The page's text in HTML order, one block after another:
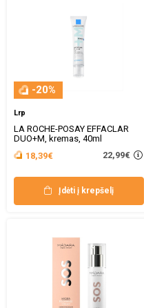
-20%
Lrp
LA ROCHE-POSAY EFFACLAR
DUO+M, kremas, 40ml
18,39€
22,99€
Įdėti į krepšelį